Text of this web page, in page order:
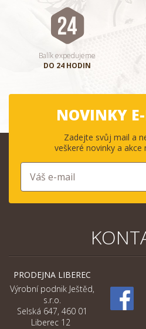
Balík expedujeme
DO 24 HODIN
NOVINKY
Zadejte svůj mail a
veškeré novinky a akce
PRODEJNA LIBEREC
Výrobní podnik Ještěd,
s.r.o.
Selská 647, 460 01
Liberec 12